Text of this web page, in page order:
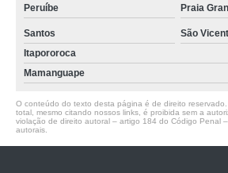
Peruíbe Praia
Santos
São
Itapororoca
Mamanguape
O conteúdo do texto desta página é de direito
total, mesmo citando nossos links, é proibida sem a
violação de direito autoral – artigo 184 do Código Penal –
autorais